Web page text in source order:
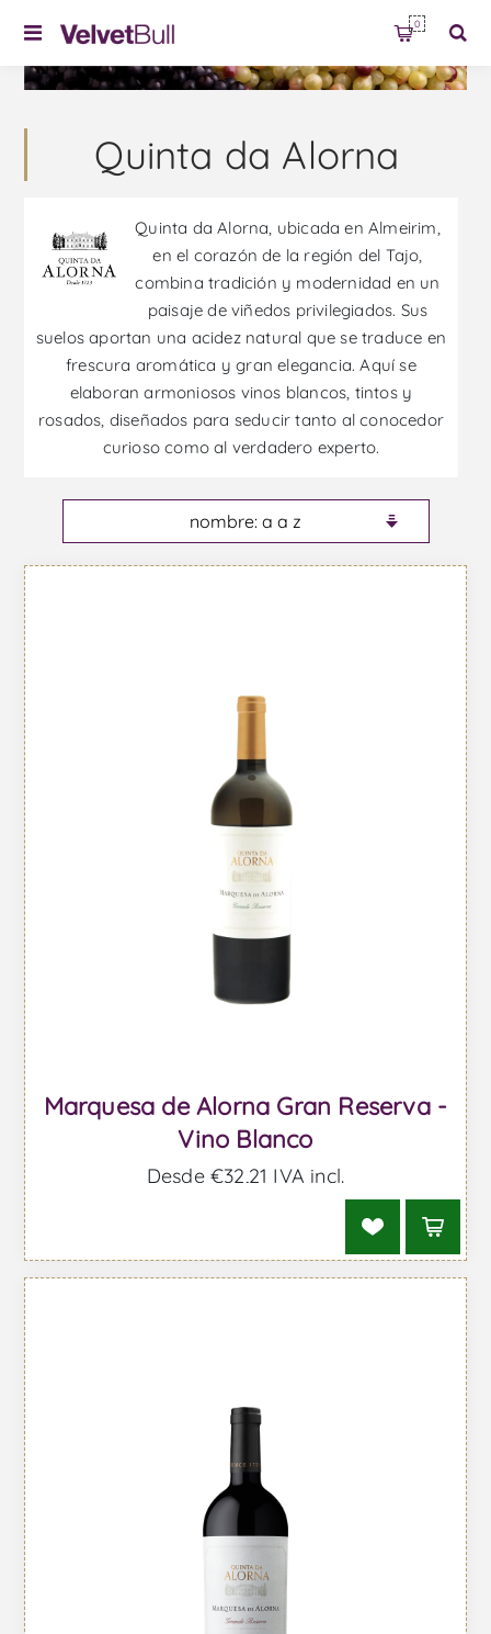
0
Quinta da Alorna
Quinta da Alorna, ubicada en Almeirim,
en el corazón de la región del Tajo,
combina tradición y modernidad en un
paisaje de viñedos privilegiados. Sus
suelos aportan una acidez natural que se traduce en
frescura aromática y gran elegancia. Aquí se
elaboran armoniosos vinos blancos, tintos y
rosados, diseñados para seducir tanto al conocedor
curioso como al verdadero experto.
Marquesa de Alorna Gran Reserva -
Vino Blanco
Desde €32,21 IVA incl.